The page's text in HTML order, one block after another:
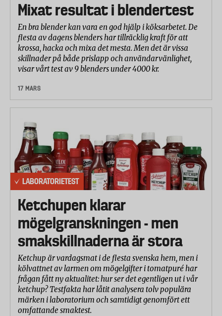
Mixat resultat i blendertest
En bra blender kan vara en god hjälp i köksarbetet. De
flesta av dagens blenders har tillräcklig kraft för att
krossa, hacka och mixa det mesta. Men det är vissa
skillnader på både prislapp och användarvänlighet,
visar vårt test av 9 blenders under 4000 kr.
17 MARS
LABORATORIETEST
Ketchupen klarar
mögelgranskningen - men
smakskillnaderna är stora
Ketchup är vardagsmat i de flesta svenska hem, men i
kölvattnet av larmen om mögelgifter i tomatpuré har
frågan fått ny aktualitet: hur ser det egentligen ut i vår
ketchup? Testfakta har låtit analysera tolv populära
märken i laboratorium och samtidigt genomfört ett
omfattande smaktest.